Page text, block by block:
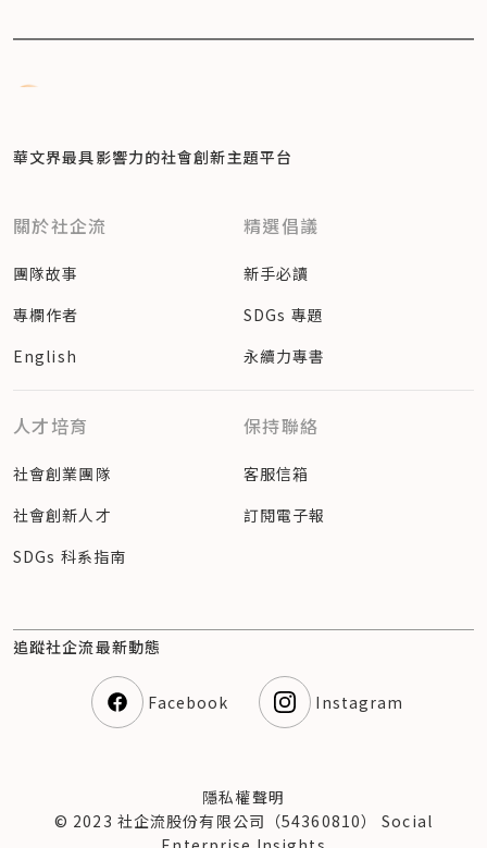
華文界最具影響力的社會創新主題平台
關於社企流
團隊故事
專欄作者
English
精選倡議
新手必讀
SDGs 專題
永續力專書
人才培育
社會創業團隊
社會創新人才
SDGs 科系指南
保持聯絡
客服信箱
訂閱電子報
追蹤社企流最新動態
Facebook Instagram
隱私權聲明
© 2023 社企流股份有限公司（54360810） Social